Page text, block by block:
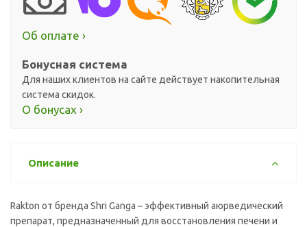
Об оплате ›
Бонусная система
Для наших клиентов на сайте действует накопительная
система скидок.
О бонусах ›
Описание
Rakton от бренда Shri Ganga – эффективный аюрведический
препарат, предназначенный для восстановления печени и